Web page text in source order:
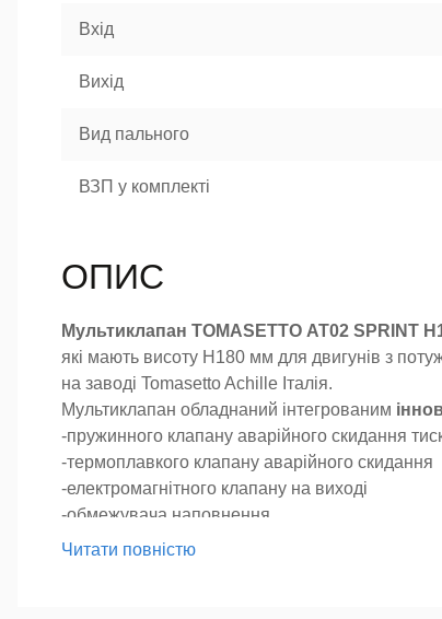
Вхід
Вихід
Вид пального
ВЗП у комплекті
ОПИС
Мультиклапан TOMASETTO АТ02 SPRINT
які мають висоту H180 мм для двигунів з
на заводі Tomasetto Achille Італія.
Мультиклапан обладнаний інтегрованим
-пружинного клапану аварійного скидання
-термоплавкого клапану аварійного скидання
-електромагнітного клапану на виході
-обмежувача наповнення
-швидкісного клапану
Читати повністю